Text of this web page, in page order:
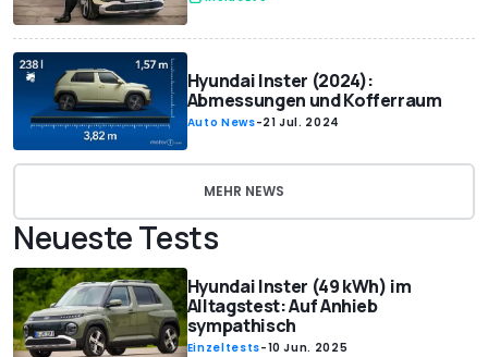
Hyundai Inster (2024):
Abmessungen und Kofferraum
Auto News-21 Jul. 2024
MEHR NEWS
Neueste Tests
Hyundai Inster (49 kWh) im
Alltagstest: Auf Anhieb
sympathisch
Einzeltests-10 Jun. 2025